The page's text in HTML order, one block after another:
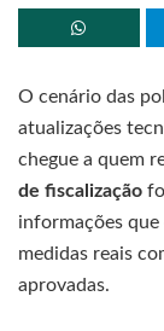
O cenário das
atualizações
chegue a quem
de fiscalização
informações
medidas reais
aprovadas.